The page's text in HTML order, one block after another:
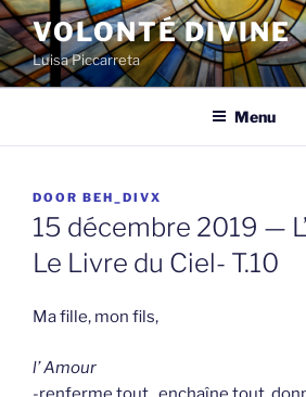
Spring
naar
de
inhoud
VOLONTÉ DIVINE
Luisa Piccarreta
Menu
GEPLAATST
OP
DOOR BEH_DIVX
15 décembre 2019 —
Le Livre du Ciel- T.10
Ma fille, mon fils,
l’ Amour